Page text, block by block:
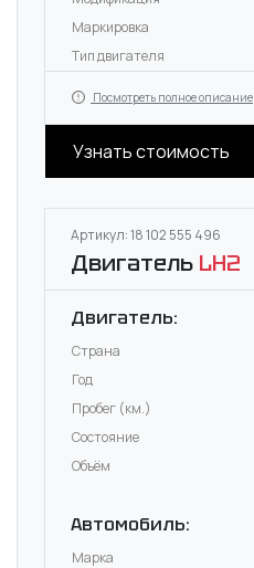
Маркировка
Тип двигателя
Посмотреть полное описание
Узнать стоимость
Артикул: 18 102 555 496
Двигатель LH2
Двигатель:
Страна
Год
Пробег (км.)
Состояние
Объём
Автомобиль:
Марка